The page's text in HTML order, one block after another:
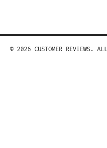
© 2026 CUSTOMER REVIEWS.